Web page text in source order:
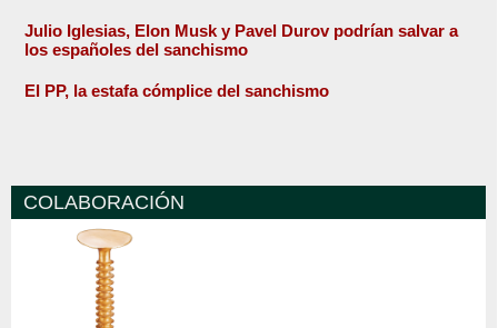
Julio Iglesias, Elon Musk y Pavel Durov podrían salvar a
los españoles del sanchismo
El PP, la estafa cómplice del sanchismo
COLABORACIÓN